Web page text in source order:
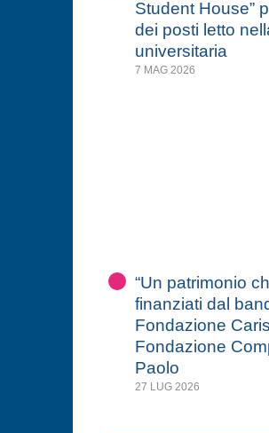
Student House”
dei posti letto
universitaria
7 MAG 2026
“Un patrimonio
finanziati dal
Fondazione
Fondazione
Paolo
27 LUG 2026